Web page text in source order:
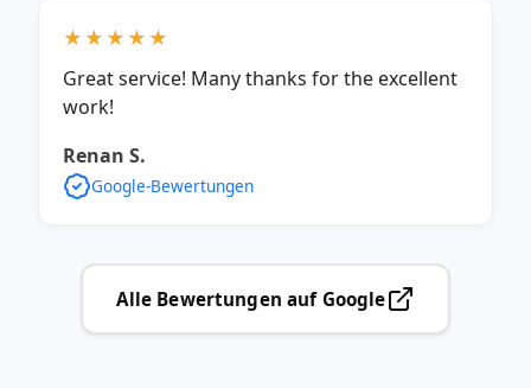
★★★★★
Great service! Many thanks for the excellent
work!
Renan S.
Google-Bewertungen
Alle Bewertungen auf Google